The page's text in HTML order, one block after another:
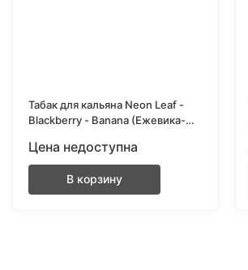
Табак для кальяна Neon Leaf -
Blackberry - Banana (Ежевика-
Цена недоступна
В корзину